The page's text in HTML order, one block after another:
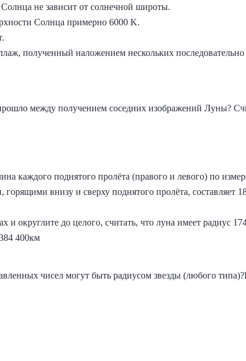
не зависит от солнечной широты.
Солнца примерно 6000 K.
полученный наложением нескольких
между получением соседних изображений Луны?
каждого поднятого пролёта (правого и левого) по
внизу и сверху поднятого пролёта, составляет
и округлите до целого, считать, что луна имеет радиус
400км
чисел могут быть радиусом звезды (любого